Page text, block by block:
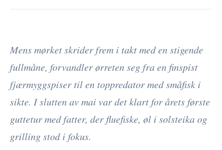
Mens mørket skrider frem i takt med en stigende
fullmåne, forvandler ørreten seg fra en finspist
fjærmyggspiser til en toppredator med småfisk i
sikte. I slutten av mai var det klart for årets første
guttetur med fatter, der fluefiske, øl i solsteika og
grilling stod i fokus.